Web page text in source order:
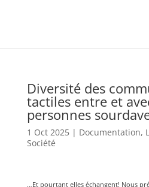
Diversité des
tactiles entre et
personnes
1 Oct 2025| Documentation,
Société
…Et pourtant elles échangent! Nous